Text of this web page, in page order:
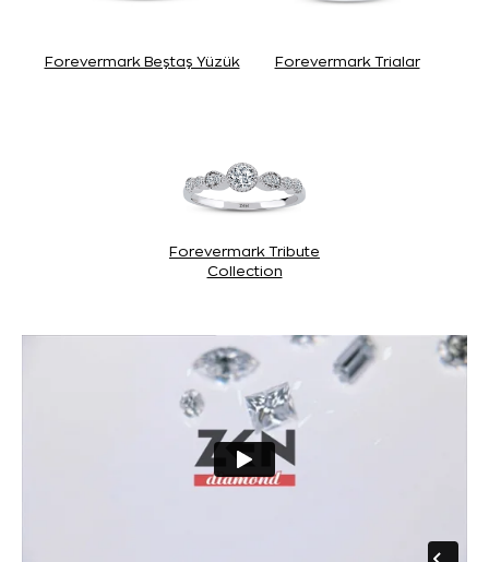
Forevermark Beştaş Yüzük Forevermark Trialar
Forevermark Tribute
Collection